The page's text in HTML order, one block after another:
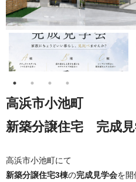
高浜市小池町
新築分譲住宅 完成見
高浜市小池町にて
新築分譲住宅3棟の完成見学会を開